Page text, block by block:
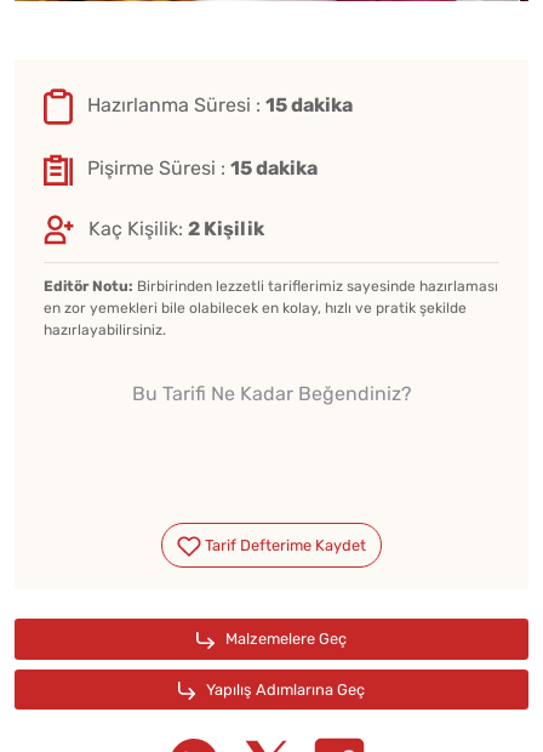
Hazırlanma Süresi : 15 dakika
Pişirme Süresi : 15 dakika
Kaç Kişilik: 2 Kişilik
Editör Notu: Birbirinden lezzetli tariflerimiz sayesinde hazırlaması
en zor yemekleri bile olabilecek en kolay, hızlı ve pratik şekilde
hazırlayabilirsiniz.
Bu Tarifi Ne Kadar Beğendiniz?